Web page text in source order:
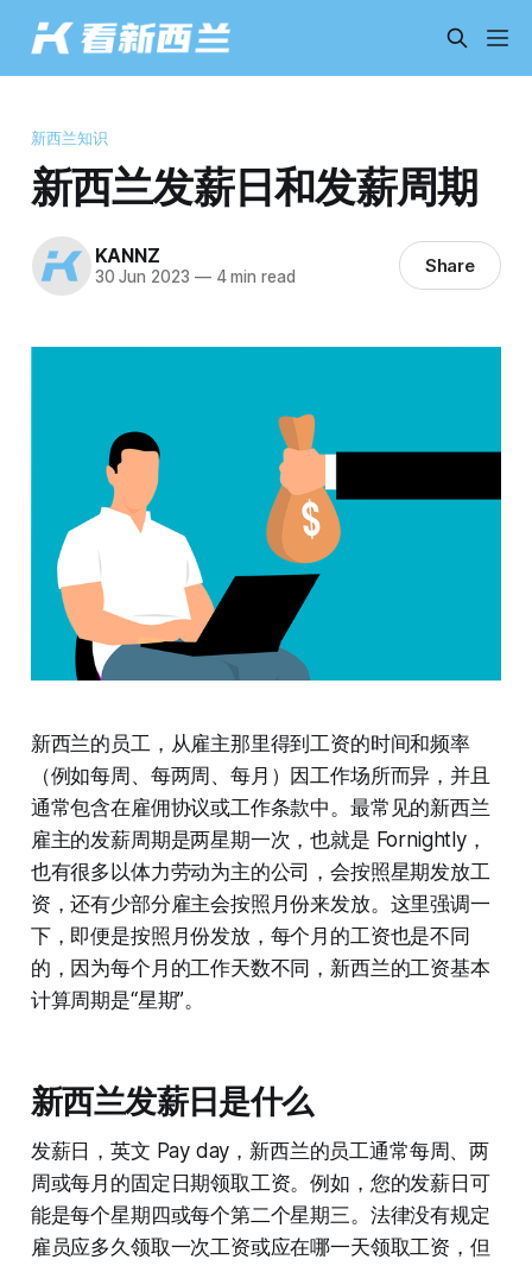
新西兰知识
新西兰发薪日和发薪周期
KANNZ
30 Jun 2023 —4 min read Share
新西兰的员工，从雇主那里得到工资的时间和频率
（例如每周、每两周、每月）因工作场所而异，并且
通常包含在雇佣协议或工作条款中。最常见的新西兰
雇主的发薪周期是两星期一次，也就是 Fornightly，
也有很多以体力劳动为主的公司，会按照星期发放工
资，还有少部分雇主会按照月份来发放。这里强调一
下，即便是按照月份发放，每个月的工资也是不同
的，因为每个月的工作天数不同，新西兰的工资基本
计算周期是“星期”。
新西兰发薪日是什么
发薪日，英文 Pay day，新西兰的员工通常每周、两
周或每月的固定日期领取工资。例如，您的发薪日可
能是每个星期四或每个第二个星期三。法律没有规定
雇员应多久领取一次工资或应在哪一天领取工资，但